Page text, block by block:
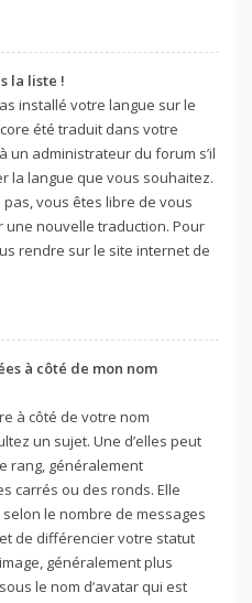
la liste !
installé votre langue sur le
été traduit dans votre
un administrateur du forum s’il
la langue que vous souhaitez.
pas, vous êtes libre de vous
nouvelle traduction. Pour
rendre surle site internet de
à côté de mon nom
à côté de votre nom
un sujet. Une d’elles peut
rang, généralement
carrés ou des ronds. Elle
le nombre de messages
de différencier votre statut
généralement plus
le nom d’avatar qui est